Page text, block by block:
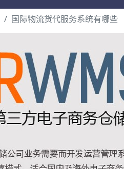
国际物流货代服务系统有哪些